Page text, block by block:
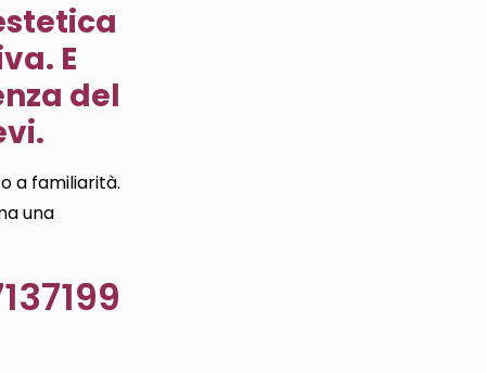
E
del
a familiarità.
una